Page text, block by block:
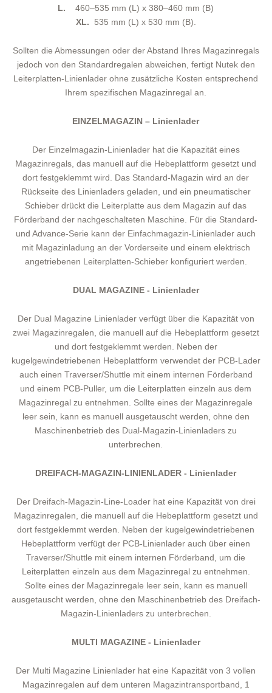
L.460–535 mm (L) x 380–460 mm (B)
XL. 535 mm (L) x 530 mm (B).
Sollten die Abmessungen oder der Abstand Ihres Magazinregals
jedoch von den Standardregalen abweichen, fertigt Nutek den
Leiterplatten-Linienlader ohne zusätzliche Kosten entsprechend
Ihrem spezifischen Magazinregal an.
EINZELMAGAZIN – Linienlader
Der Einzelmagazin-Linienlader hat die Kapazität eines
Magazinregals, das manuell auf die Hebeplattform gesetzt und
dort festgeklemmt wird. Das Standard-Magazin wird an der
Rückseite des Linienladers geladen, und ein pneumatischer
Schieber drückt die Leiterplatte aus dem Magazin auf das
Förderband der nachgeschalteten Maschine. Für die Standard-
und Advance-Serie kann der Einfachmagazin-Linienlader auch
mit Magazinladung an der Vorderseite und einem elektrisch
angetriebenen Leiterplatten-Schieber konfiguriert werden.
DUAL MAGAZINE - Linienlader
Der Dual Magazine Linienlader verfügt über die Kapazität von
zwei Magazinregalen, die manuell auf die Hebeplattform gesetzt
und dort festgeklemmt werden. Neben der
kugelgewindetriebenen Hebeplattform verwendet der PCB-Lader
auch einen Traverser/Shuttle mit einem internen Förderband
und einem PCB-Puller, um die Leiterplatten einzeln aus dem
Magazinregal zu entnehmen. Sollte eines der Magazinregale
leer sein, kann es manuell ausgetauscht werden, ohne den
Maschinenbetrieb des Dual-Magazin-Linienladers zu
unterbrechen.
DREIFACH-MAGAZIN-LINIENLADER - Linienlader
Der Dreifach-Magazin-Line-Loader hat eine Kapazität von drei
Magazinregalen, die manuell auf die Hebeplattform gesetzt und
dort festgeklemmt werden. Neben der kugelgewindetriebenen
Hebeplattform verfügt der PCB-Linienlader auch über einen
Traverser/Shuttle mit einem internen Förderband, um die
Leiterplatten einzeln aus dem Magazinregal zu entnehmen.
Sollte eines der Magazinregale leer sein, kann es manuell
ausgetauscht werden, ohne den Maschinenbetrieb des Dreifach-
Magazin-Linienladers zu unterbrechen.
MULTI MAGAZINE - Linienlader
Der Multi Magazine Linienlader hat eine Kapazität von 3 vollen
Magazinregalen auf dem unteren Magazintransportband, 1